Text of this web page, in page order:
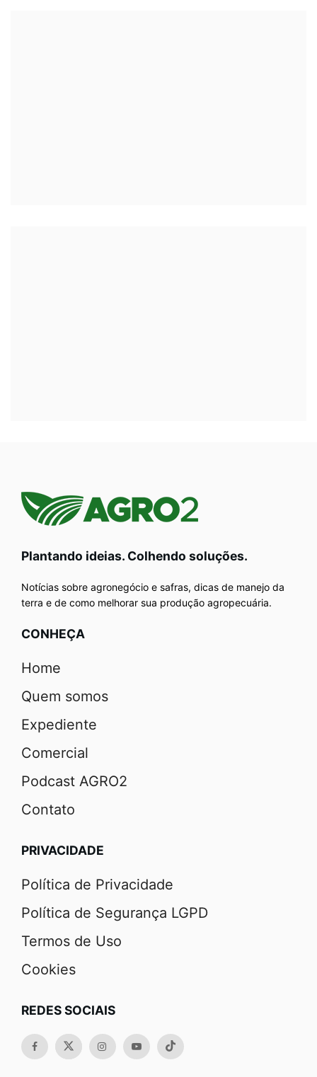
Plantando ideias. Colhendo soluções.
Notícias sobre agronegócio e safras, dicas de manejo da
terra e de como melhorar sua produção agropecuária.
CONHEÇA
Home
Quem somos
Expediente
Comercial
Podcast AGRO2
Contato
PRIVACIDADE
Política de Privacidade
Política de Segurança LGPD
Termos de Uso
Cookies
REDES SOCIAIS